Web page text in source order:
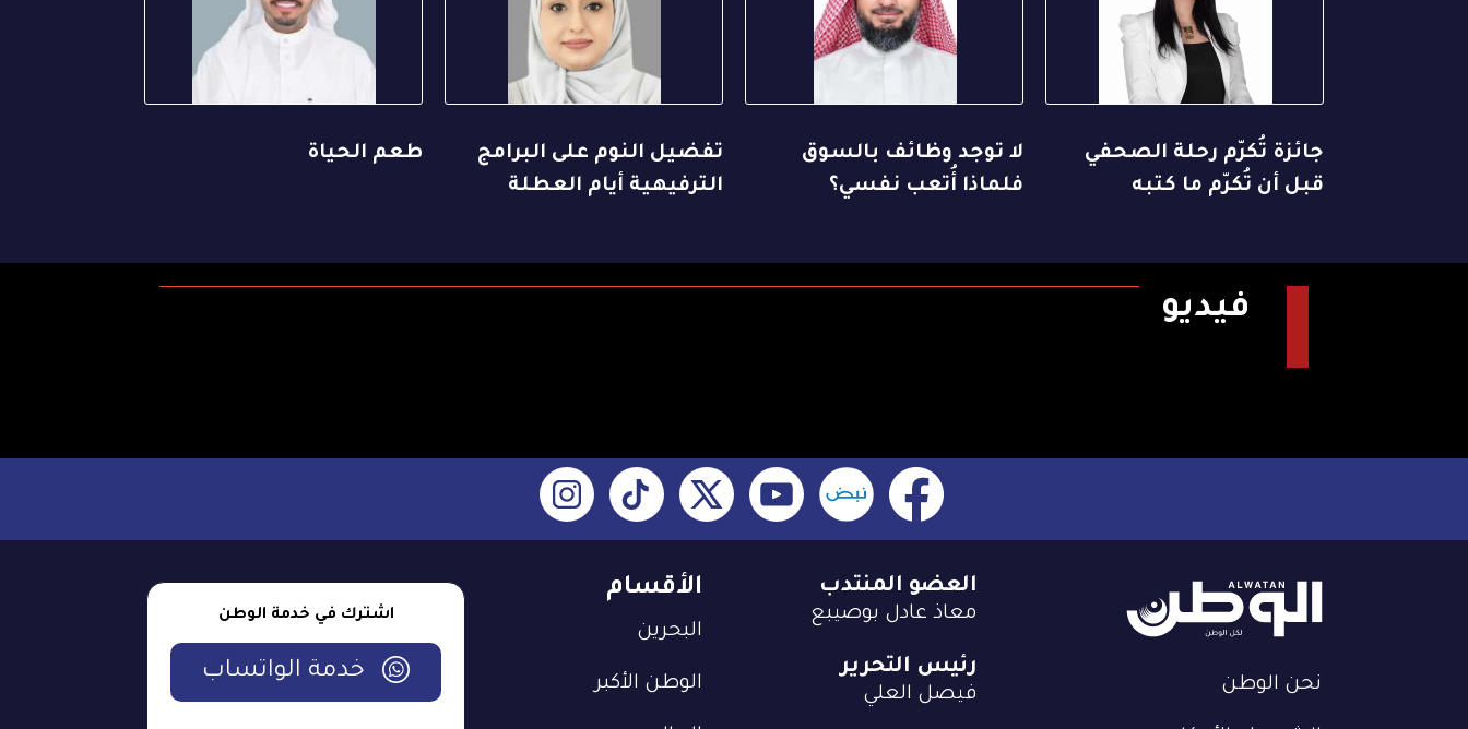
جائزة تُكرّم رحلة الصحفي
قبل أن تُكرّم ما كتبه
لا توجد وظائف بالسوق
فلماذا أُتعب نفسي؟
تفضيل النوم على البرامج
الترفيهية أيام العطلة
طعم الحياة
فيديو
نحن الوطن
الأقسام
البحرين
الوطن الأكبر
العضو المنتدب
معاذ عادل بوصيبع
رئيس التحرير
فيصل العلي
اشترك في خدمة الوطن
خدمة الواتساب